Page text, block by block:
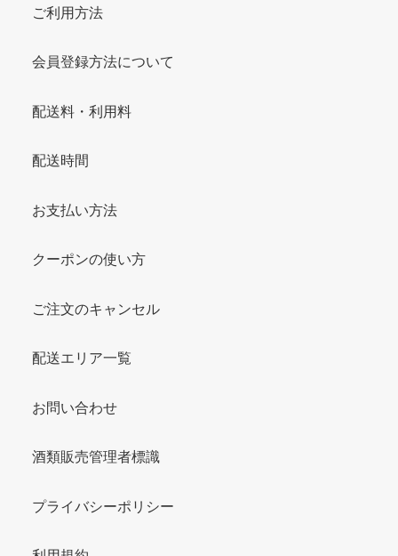
ご利用方法
会員登録方法について
配送料・利用料
配送時間
お支払い方法
クーポンの使い方
ご注文のキャンセル
配送エリア一覧
お問い合わせ
酒類販売管理者標識
プライバシーポリシー